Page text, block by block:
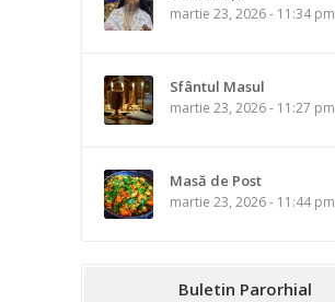
martie 23, 2026 - 11:34 pm
Sfântul Masul
martie 23, 2026 - 11:27 pm
Masă de Post
martie 23, 2026 - 11:44 pm
Buletin Parorhial